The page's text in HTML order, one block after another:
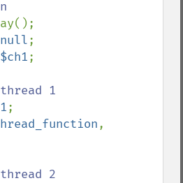
null;
$ch1;
1
1;
2